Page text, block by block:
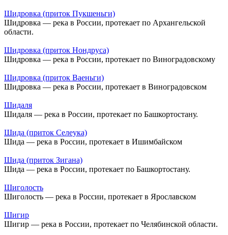
Шидровка (приток Пукшеньги)
Шидровка — река в России, протекает по Архангельской
области.
Шидровка (приток Нондруса)
Шидровка — река в России, протекает по Виноградовскому
Шидровка (приток Ваеньги)
Шидровка — река в России, протекает в Виноградовском
Шидаля
Шидаля — река в России, протекает по Башкортостану.
Шида (приток Селеука)
Шида — река в России, протекает в Ишимбайском
Шида (приток Зигана)
Шида — река в России, протекает по Башкортостану.
Шиголость
Шиголость — река в России, протекает в Ярославском
Шигир
Шигир — река в России, протекает по Челябинской области.